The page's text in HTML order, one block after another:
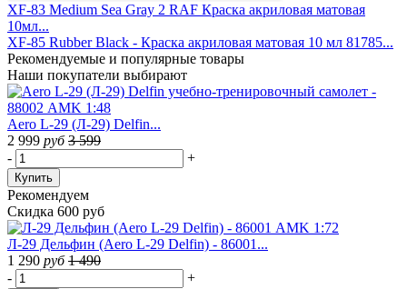
XF-83 Medium Sea Gray 2 RAF Краска акриловая матовая
10мл...
XF-85 Rubber Black - Краска акриловая матовая 10 мл 81785...
Рекомендуемые и популярные товары
Наши покупатели выбирают
Aero L-29 (Л-29) Delfin...
2 999 руб 3 599
-
+
Купить
Рекомендуем
Скидка 600 руб
Л-29 Дельфин (Aero L-29 Delfin) - 86001...
1 290 руб 1 490
-
+